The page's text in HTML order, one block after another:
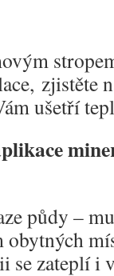
zjistěte
ušetří
půdy –
se zateplí i